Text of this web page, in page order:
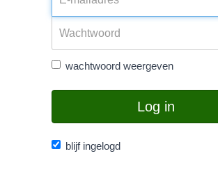
wachtwoord weergeven
Log in
blijf ingelogd